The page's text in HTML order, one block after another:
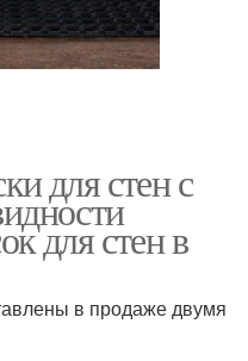
для стен с
для стен в
в продаже двумя